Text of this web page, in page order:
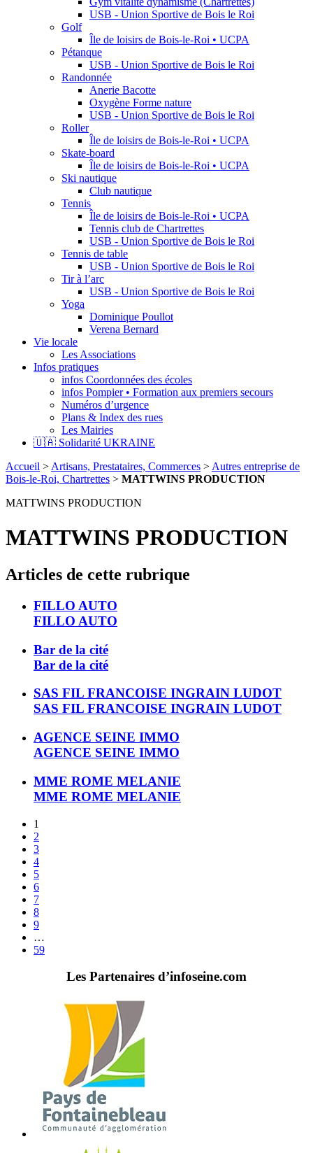
USB - Union Sportive de Bois le Roi
Golf
Île de loisirs de Bois-le-Roi • UCPA
Pétanque
USB - Union Sportive de Bois le Roi
Randonnée
Anerie Bacotte
Oxygène Forme nature
USB - Union Sportive de Bois le Roi
Roller
Île de loisirs de Bois-le-Roi • UCPA
Skate-board
Île de loisirs de Bois-le-Roi • UCPA
Ski nautique
Club nautique
Tennis
Île de loisirs de Bois-le-Roi • UCPA
Tennis club de Chartrettes
USB - Union Sportive de Bois le Roi
Tennis de table
USB - Union Sportive de Bois le Roi
Tir à l’arc
USB - Union Sportive de Bois le Roi
Yoga
Dominique Poullot
Verena Bernard
Vie locale
Les Associations
Infos pratiques
infos Coordonnées des écoles
infos Pompier • Formation aux premiers secours
Numéros d’urgence
Plans & Index des rues
Les Mairies
🇺🇦 Solidarité UKRAINE
Accueil > Artisans, Prestataires, Commerces > Autres entreprise de
Bois-le-Roi, Chartrettes > MATTWINS PRODUCTION
MATTWINS PRODUCTION
MATTWINS PRODUCTION
Articles de cette rubrique
FILLO AUTO
FILLO AUTO
Bar de la cité
Bar de la cité
SAS FIL FRANCOISE INGRAIN LUDOT
SAS FIL FRANCOISE INGRAIN LUDOT
AGENCE SEINE IMMO
AGENCE SEINE IMMO
MME ROME MELANIE
MME ROME MELANIE
1
2
3
4
5
6
7
8
9
…
59
Les Partenaires d’infoseine.com